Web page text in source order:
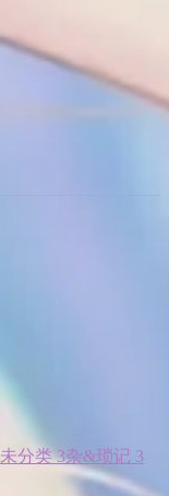
未分类3杂&琐记 3